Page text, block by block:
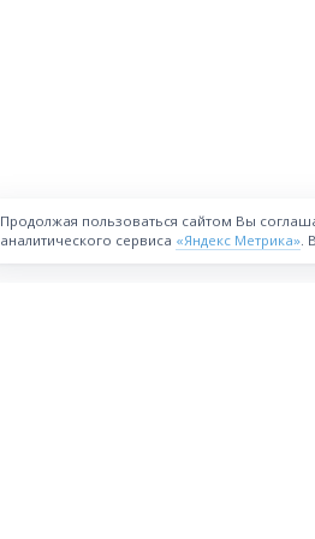
Продолжая пользоваться сайтом Вы
аналитического сервиса «Яндекс Метрика».